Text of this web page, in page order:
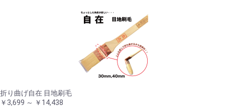
折り曲げ自在 目地刷毛
￥3,699 ～ ￥14,438